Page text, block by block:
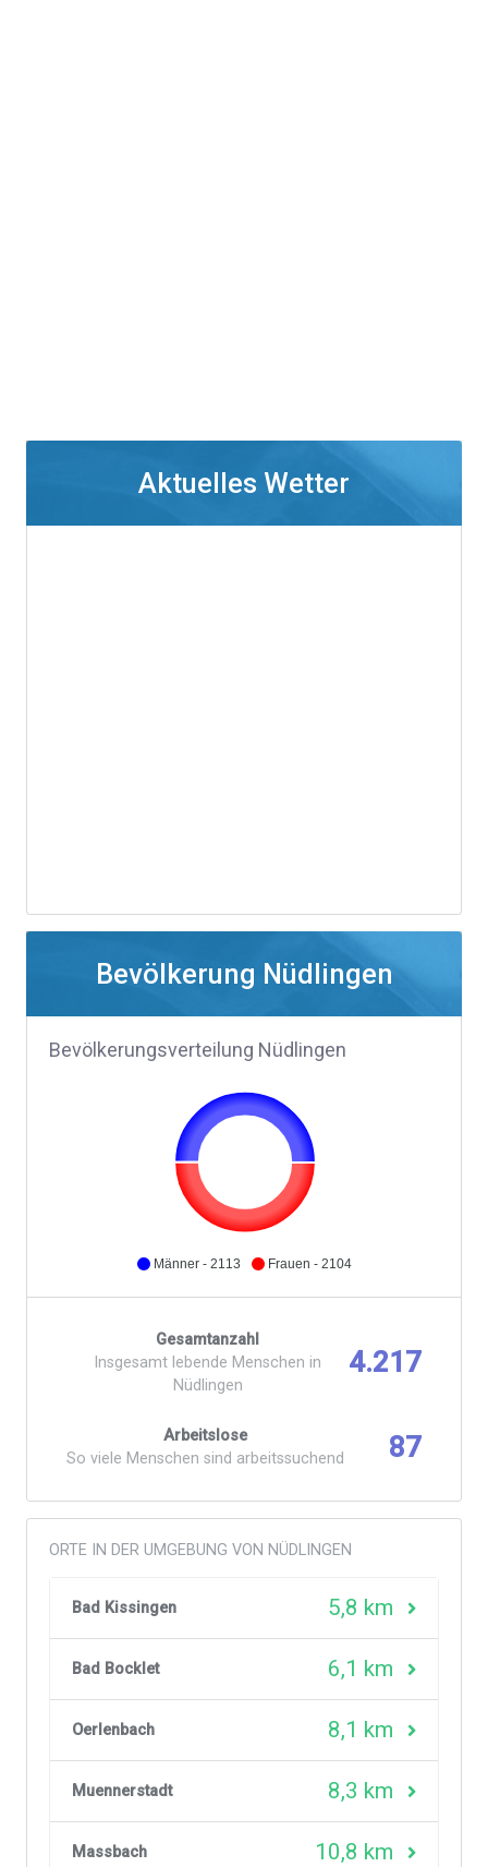
Aktuelles Wetter
Bevölkerung Nüdlingen
Bevölkerungsverteilung Nüdlingen
Männer - 2113 Frauen - 2104
Gesamtanzahl
Insgesamt lebende Menschen in
Nüdlingen
4.217
Arbeitslose
So viele Menschen sind arbeitssuchend
87
ORTE IN DER UMGEBUNG VON NÜDLINGEN
Bad Kissingen 5,8 km
Bad Bocklet 6,1 km
Oerlenbach 8,1 km
Muennerstadt 8,3 km
Massbach 10,8 km